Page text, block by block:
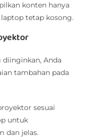
konten hanya
tetap kosong.
Anda
tambahan pada
sesuai
untuk
dan jelas.